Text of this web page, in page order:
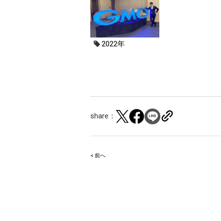
2022年
share：
Post
< 前へ